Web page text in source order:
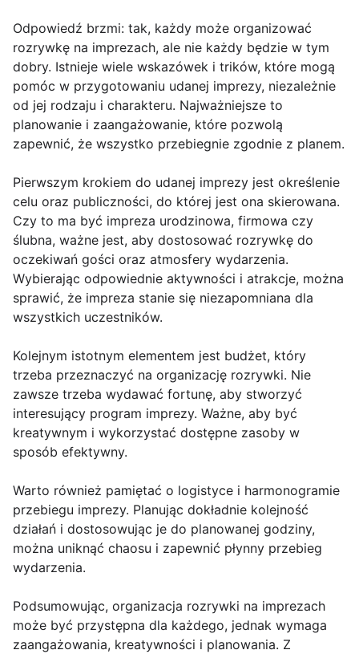
Odpowiedź brzmi: tak, każdy może organizować
rozrywkę na imprezach, ale nie każdy będzie w tym
dobry. Istnieje wiele wskazówek i trików, które mogą
pomóc w przygotowaniu udanej imprezy, niezależnie
od jej rodzaju i charakteru. Najważniejsze to
planowanie i zaangażowanie, które pozwolą
zapewnić, że wszystko przebiegnie zgodnie z planem.
Pierwszym krokiem do udanej imprezy jest określenie
celu oraz publiczności, do której jest ona skierowana.
Czy to ma być impreza urodzinowa, firmowa czy
ślubna, ważne jest, aby dostosować rozrywkę do
oczekiwań gości oraz atmosfery wydarzenia.
Wybierając odpowiednie aktywności i atrakcje, można
sprawić, że impreza stanie się niezapomniana dla
wszystkich uczestników.
Kolejnym istotnym elementem jest budżet, który
trzeba przeznaczyć na organizację rozrywki. Nie
zawsze trzeba wydawać fortunę, aby stworzyć
interesujący program imprezy. Ważne, aby być
kreatywnym i wykorzystać dostępne zasoby w
sposób efektywny.
Warto również pamiętać o logistyce i harmonogramie
przebiegu imprezy. Planując dokładnie kolejność
działań i dostosowując je do planowanej godziny,
można uniknąć chaosu i zapewnić płynny przebieg
wydarzenia.
Podsumowując, organizacja rozrywki na imprezach
może być przystępna dla każdego, jednak wymaga
zaangażowania, kreatywności i planowania. Z